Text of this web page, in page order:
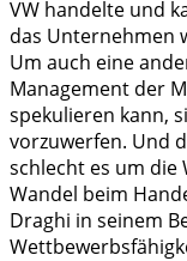
VW handelte und
das Unternehmen
Um auch eine
Management der
spekulieren kann,
vorzuwerfen. Und
schlecht es um
Wandel beim
Draghi in seinem